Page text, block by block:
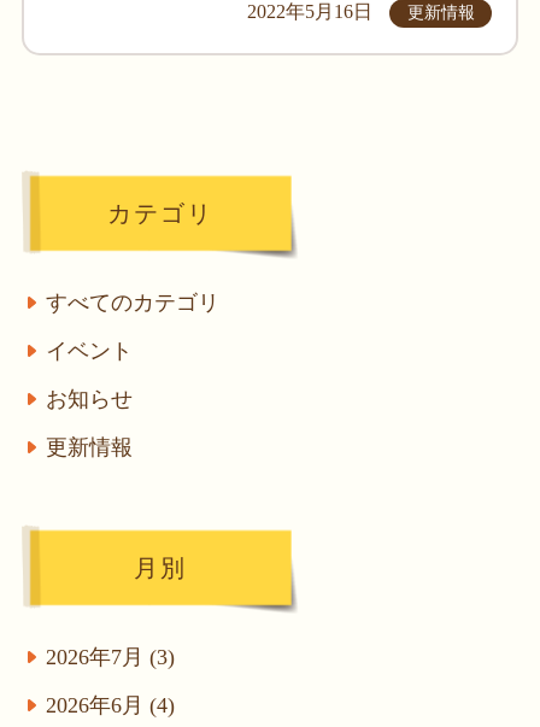
2022年5月16日 更新情報
カテゴリ
すべてのカテゴリ
イベント
お知らせ
更新情報
月別
2026年7月 (3)
2026年6月 (4)